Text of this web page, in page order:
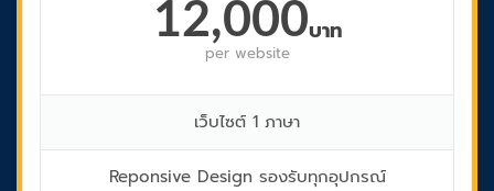
12,000บาท
per website
เว็บไซต์ 1 ภาษา
Reponsive Design รองรับทุกอุปกรณ์